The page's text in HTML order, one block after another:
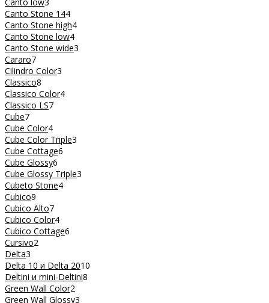
Canto Stone 144
Canto Stone high4
Canto Stone low4
Canto Stone wide3
Cararo7
Cilindro Color3
Classico8
Classico Color4
Classico LS7
Cube7
Cube Color4
Cube Color Triple3
Cube Cottage6
Cube Glossy6
Cube Glossy Triple3
Cubeto Stone4
Cubico9
Cubico Alto7
Cubico Color4
Cubico Cottage6
Cursivo2
Delta3
Delta 10 и Delta 2010
Deltini и mini-Deltini8
Green Wall Color2
Green Wall Glossy3